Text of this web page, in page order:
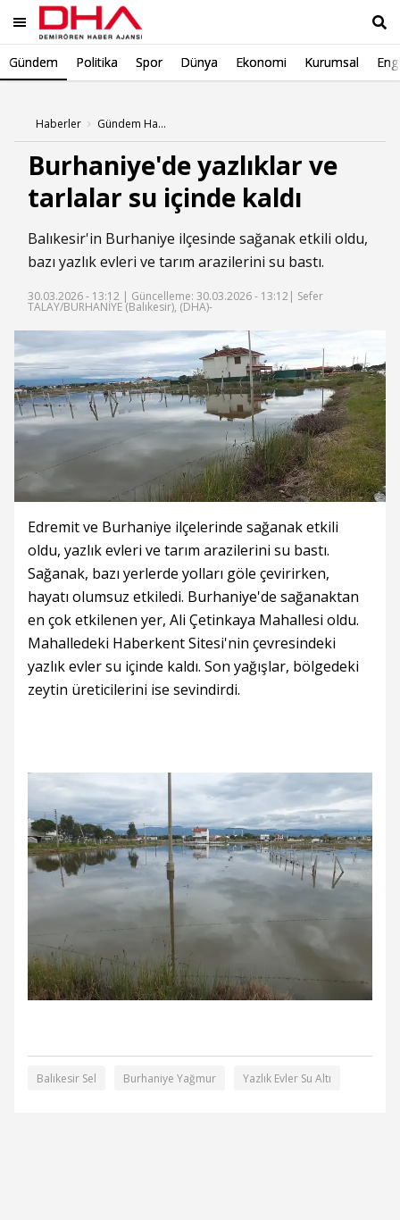
Gündem Politika Spor Dünya Ekonomi Kurumsal
Haberler Gündem Haberleri
Burhaniye'de yazlıklar ve
tarlalar su içinde kaldı
Balıkesir'in Burhaniye ilçesinde sağanak etkili oldu,
bazı yazlık evleri ve tarım arazilerini su bastı.
30.03.2026 - 13:12 | Güncelleme: 30.03.2026 - 13:12 | Sefer
TALAY/BURHANİYE (Balıkesir), (DHA)-
Edremit ve Burhaniye ilçelerinde sağanak etkili
oldu, yazlık evleri ve tarım arazilerini su bastı.
Sağanak, bazı yerlerde yolları göle çevirirken,
hayatı olumsuz etkiledi. Burhaniye'de sağanaktan
en çok etkilenen yer, Ali Çetinkaya Mahallesi oldu.
Mahalledeki Haberkent Sitesi'nin çevresindeki
yazlık evler su içinde kaldı. Son yağışlar, bölgedeki
zeytin üreticilerini ise sevindirdi.
Balıkesir Sel Burhaniye Yağmur Yazlık Evler Su Altı